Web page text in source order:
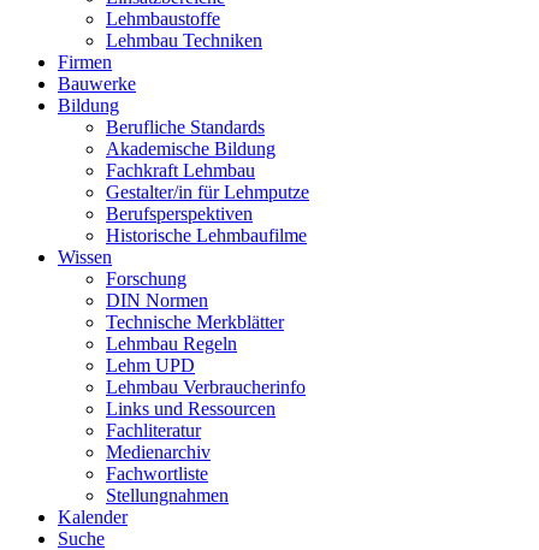
Lehmbaustoffe
Lehmbau Techniken
Firmen
Bauwerke
Bildung
Berufliche Standards
Akademische Bildung
Fachkraft Lehmbau
Gestalter/in für Lehmputze
Berufsperspektiven
Historische Lehmbaufilme
Wissen
Forschung
DIN Normen
Technische Merkblätter
Lehmbau Regeln
Lehm UPD
Lehmbau Verbraucherinfo
Links und Ressourcen
Fachliteratur
Medienarchiv
Fachwortliste
Stellungnahmen
Kalender
Suche